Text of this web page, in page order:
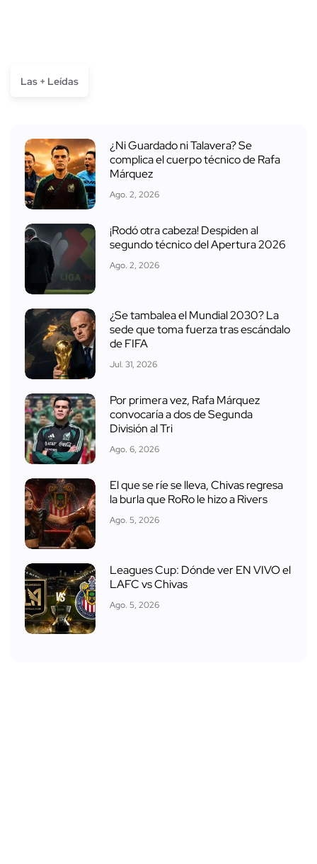
Las + Leídas
¿Ni Guardado ni Talavera? Se
complica el cuerpo técnico de Rafa
Márquez
Ago. 2, 2026
¡Rodó otra cabeza! Despiden al
segundo técnico del Apertura 2026
Ago. 2, 2026
¿Se tambalea el Mundial 2030? La
sede que toma fuerza tras escándalo
de FIFA
Jul. 31, 2026
Por primera vez, Rafa Márquez
convocaría a dos de Segunda
División al Tri
Ago. 6, 2026
El que se ríe se lleva, Chivas regresa
la burla que RoRo le hizo a Rivers
Ago. 5, 2026
Leagues Cup: Dónde ver EN VIVO el
LAFC vs Chivas
Ago. 5, 2026